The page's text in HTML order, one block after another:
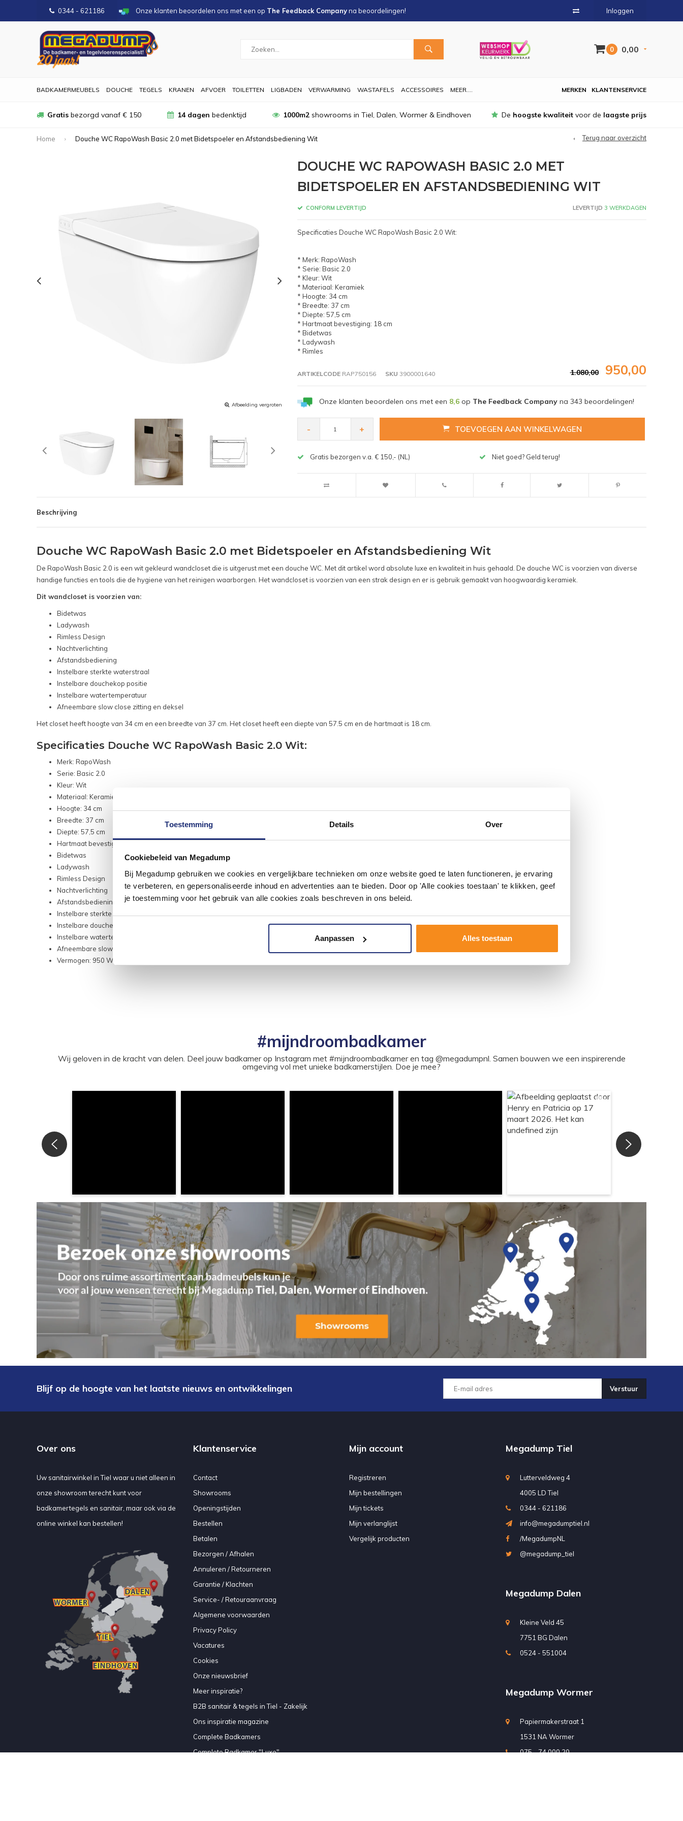
Toestemming Details Over
Cookiebeleid van Megadump
Bij Megadump gebruiken we cookies en vergelijkbare technieken om onze website goed te laten functioneren, je ervaring
te verbeteren, en gepersonaliseerde inhoud en advertenties aan te bieden. Door op 'Alle cookies toestaan' te klikken, geef
je toestemming voor het gebruik van alle cookies zoals beschreven in ons beleid.
Aanpassen Alles toestaan
0344 - 621186 Onze klanten beoordelen ons met een op The Feedback Companyna beoordelingen! Inloggen
0 0,00
BADKAMERMEUBELS DOUCHE TEGELS KRANEN AFVOER TOILETTEN LIGBADEN VERWARMING WASTAFELS ACCESSOIRES MEER.... KLANTENSERVICE
MERKEN
Gratis bezorgd vanaf € 150 14 dagen bedenktijd 1000m2showrooms in Tiel, Dalen, Wormer & Eindhoven De hoogste kwaliteit voor de laagste prijs
Home Douche WC RapoWash Basic 2.0 met Bidetspoeler en Afstandsbediening Wit Terug naar overzicht
Afbeelding vergroten Afbeelding vergroten
DOUCHE WC RAPOWASH BASIC 2.0 MET
BIDETSPOELER EN AFSTANDSBEDIENING WIT
CONFORM LEVERTIJD LEVERTIJD 3 WERKDAGEN
Specificaties Douche WC RapoWash Basic 2.0 Wit:
* Merk: RapoWash
* Serie: Basic 2.0
* Kleur: Wit
* Materiaal: Keramiek
* Hoogte: 34 cm
* Breedte: 37 cm
* Diepte: 57,5 cm
* Hartmaat bevestiging: 18 cm
* Bidetwas
* Ladywash
* Rimles
ARTIKELCODERAP750156 SKU 3900001640 1.080,00 950,00
Onze klanten beoordelen ons met een 8,6op The Feedback Companyna 343 beoordelingen!
- + TOEVOEGEN AAN WINKELWAGEN
Gratis bezorgen v.a. € 150,- (NL) Niet goed? Geld terug!
Beschrijving
Douche WC RapoWash Basic 2.0 met Bidetspoeler en Afstandsbediening Wit
De RapoWash Basic 2.0 is een wit gekleurd wandcloset die is uitgerust met een douche WC. Met dit artikel word absolute luxe en kwaliteit in huis gehaald. De douche WC is voorzien van diverse
handige functies en tools die de hygiene van het reinigen waarborgen. Het wandcloset is voorzien van een strak design en er is gebruik gemaakt van hoogwaardig keramiek.
Dit wandcloset is voorzien van:
Bidetwas
Ladywash
Rimless Design
Nachtverlichting
Afstandsbediening
Instelbare sterkte waterstraal
Instelbare douchekop positie
Instelbare watertemperatuur
Afneembare slow close zitting en deksel
Het closet heeft hoogte van 34 cm en een breedte van 37 cm. Het closet heeft een diepte van 57.5 cm en de hartmaat is 18 cm.
Specificaties Douche WC RapoWash Basic 2.0 Wit:
Merk: RapoWash
Serie: Basic 2.0
Kleur: Wit
Materiaal: Keramiek
Hoogte: 34 cm
Breedte: 37 cm
Diepte: 57,5 cm
Hartmaat bevestiging: 18 cm
Bidetwas
Ladywash
Rimless Design
Nachtverlichting
Afstandsbediening
Instelbare sterkte waterstraal
Instelbare douchekop positie
Instelbare watertemperatuur
Afneembare slow close zitting en deksel
Vermogen: 950 W
#mijndroombadkamer
Wij geloven in de kracht van delen. Deel jouw badkamer op Instagram met #mijndroombadkamer en tag @megadumpnl. Samen bouwen we een inspirerende
omgeving vol met unieke badkamerstijlen. Doe je mee?
Blijf op de hoogte van het laatste nieuws en ontwikkelingen Verstuur
Over ons
Uw sanitairwinkel in Tiel waar u niet alleen in
onze showroom terecht kunt voor
badkamertegels en sanitair, maar ook via de
online winkel kan bestellen!
Klantenservice
Contact
Showrooms
Openingstijden
Bestellen
Betalen
Bezorgen / Afhalen
Annuleren / Retourneren
Garantie / Klachten
Service- / Retouraanvraag
Algemene voorwaarden
Privacy Policy
Vacatures
Cookies
Onze nieuwsbrief
Meer inspiratie?
B2B sanitair & tegels in Tiel - Zakelijk
Ons inspiratie magazine
Complete Badkamers
Complete Badkamer "Luxe"
Mijn account
Registreren
Mijn bestellingen
Mijn tickets
Mijn verlanglijst
Vergelijk producten
Megadump Tiel
Lutterveldweg 4
4005 LD Tiel
0344 - 621186
info@megadumptiel.nl
/MegadumpNL
@megadump_tiel
Megadump Dalen
Kleine Veld 45
7751 BG Dalen
0524 - 551004
Megadump Wormer
Papiermakerstraat 1
1531 NA Wormer
075 - 74 000 20